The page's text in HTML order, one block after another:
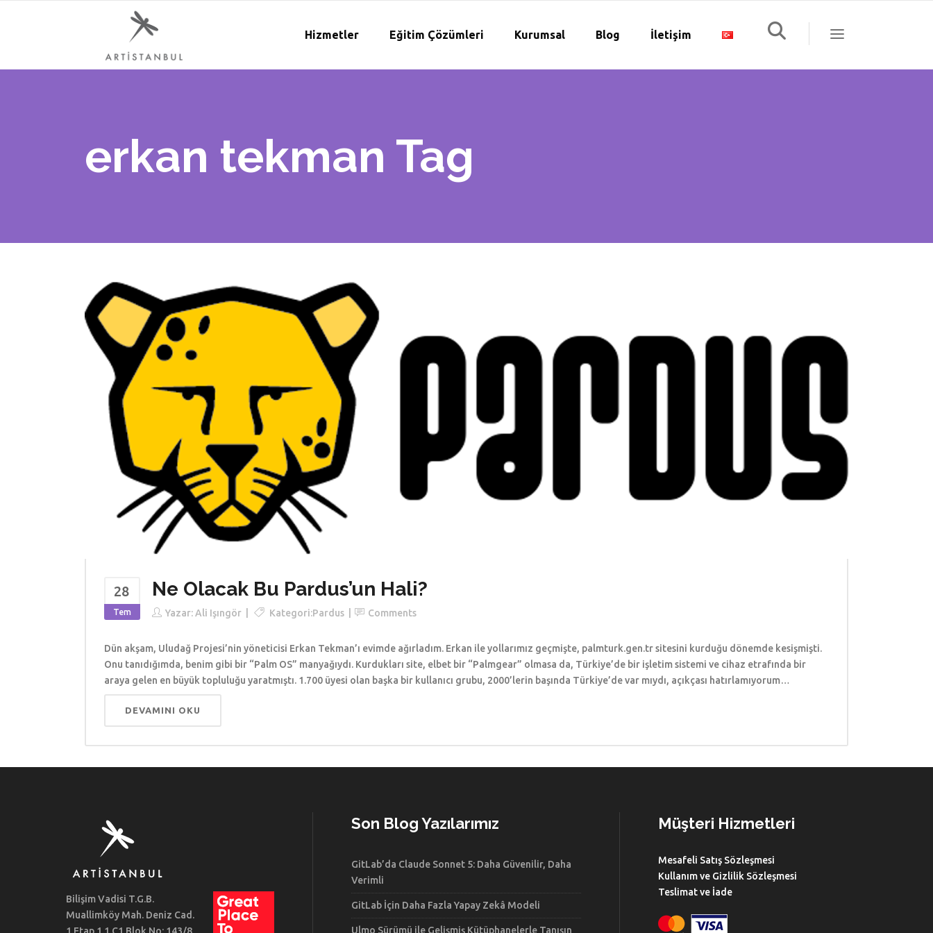
Hizmetler Eğitim Çözümleri Kurumsal Blog İletişim
erkan tekman Tag
28
Tem
Ne Olacak Bu Pardus’un Hali?
Yazar:Ali Işıngör Kategori:Pardus Comments
Dün akşam, Uludağ Projesi’nin yöneticisi Erkan Tekman’ı evimde ağırladım. Erkan ile yollarımız geçmişte, palmturk.gen.tr sitesini kurduğu dönemde kesişmişti.
Onu tanıdığımda, benim gibi bir “Palm OS” manyağıydı. Kurdukları site, elbet bir “Palmgear” olmasa da, Türkiye’de bir işletim sistemi ve cihaz etrafında bir
araya gelen en büyük topluluğu yaratmıştı. 1.700 üyesi olan başka bir kullanıcı grubu, 2000’lerin başında Türkiye’de var mıydı, açıkçası hatırlamıyorum…
DEVAMINI OKU
Bilişim Vadisi T.G.B.
Muallimköy Mah. Deniz Cad.
Son Blog Yazılarımız
GitLab’da Claude Sonnet 5: Daha Güvenilir, Daha
Verimli
GitLab İçin Daha Fazla Yapay Zekâ Modeli
Ulmo Sürümü ile Gelişmiş Kütüphanelerle Tanışın
Müşteri Hizmetleri
Mesafeli Satış Sözleşmesi
Kullanım ve Gizlilik Sözleşmesi
Teslimat ve İade